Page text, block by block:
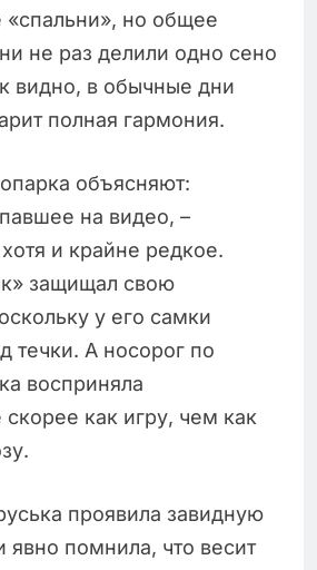
«спальни», но общее
не раз делили одно сено
видно, в обычные дни
полная гармония.
объясняют:
на видео, –
и крайне редкое.
защищал свою
у его самки
течки. А носорог по
восприняла
как игру, чем как
проявила завидную
явно помнила, что весит